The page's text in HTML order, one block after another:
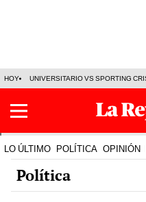
HOY UNIVERSITARIO VS SPORTING
LO ÚLTIMO POLÍTICA OPINIÓN
Política